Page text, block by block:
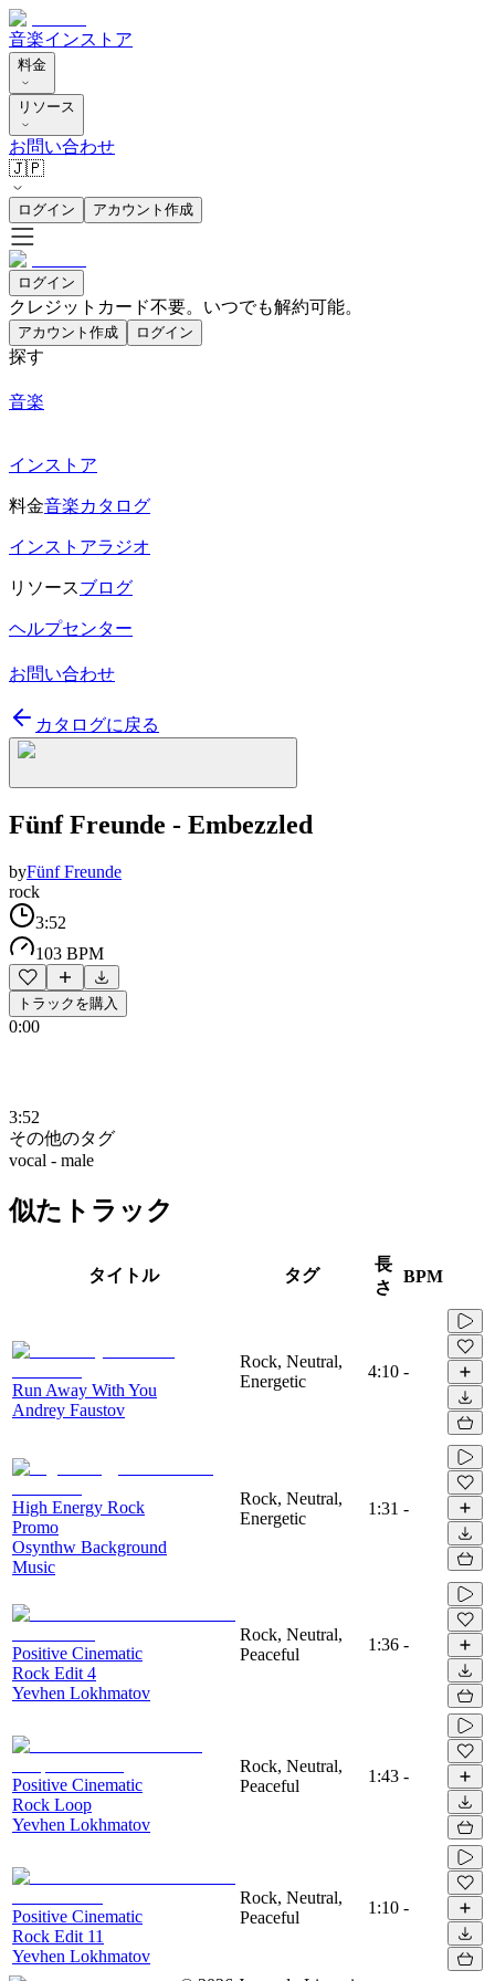
音楽インストア
料金
リソース
お問い合わせ
🇯🇵
ログイン アカウント作成
ログイン
クレジットカード不要。いつでも解約可能。
アカウント作成 ログイン
探す
音楽
インストア
料金音楽カタログ
インストアラジオ
リソースブログ
ヘルプセンター
お問い合わせ
カタログに戻る
Fünf Freunde - Embezzled
byFünf Freunde
rock
3:52
103 BPM
トラックを購入
0:00
3:52
その他のタグ
vocal - male
似たトラック
タイトル タグ
長
さ
BPM
Run Away With You
Andrey Faustov
Rock, Neutral,
Energetic
4:10 -
High Energy Rock
Promo
Osynthw Background
Music
Rock, Neutral,
Energetic
1:31 -
Positive Cinematic
Rock Edit 4
Yevhen Lokhmatov
Rock, Neutral,
Peaceful
1:36 -
Positive Cinematic
Rock Loop
Yevhen Lokhmatov
Rock, Neutral,
Peaceful
1:43 -
Positive Cinematic
Rock Edit 11
Yevhen Lokhmatov
Rock, Neutral,
Peaceful
1:10 -